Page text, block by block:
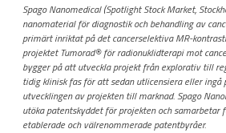
Spago Nanomedical (Spotlight Stock Market,
nanomaterial för diagnostik och behandling av
primärt inriktat på det cancerselektiva MR-
projektet Tumorad®för radionuklidterapi mot
bygger på att utveckla projekt från explorativ till
tidig klinisk fas för att sedan utlicensiera eller ingå
utvecklingen av projekten till marknad. Spago
utöka patentskyddet för projekten och samarbetar
etablerade och välrenommerade patentbyråer.